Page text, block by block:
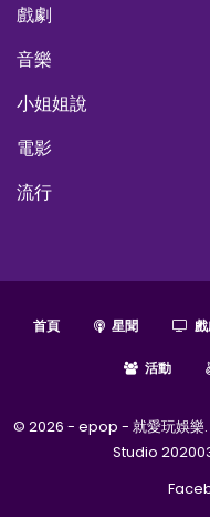
戲劇
音樂
小姐姐說
電影
流行
首頁 星聞
活動
© 2026 - epop - 就愛玩娛樂
Studio